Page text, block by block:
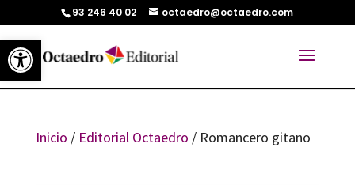
Abrir barra de herramientas
93 246 40 02 octaedro@octaedro.com
Inicio / Editorial Octaedro / Romancero gitano